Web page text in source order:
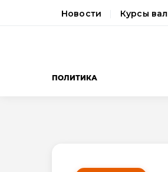
Новости Курсы
ПОЛИТИКА